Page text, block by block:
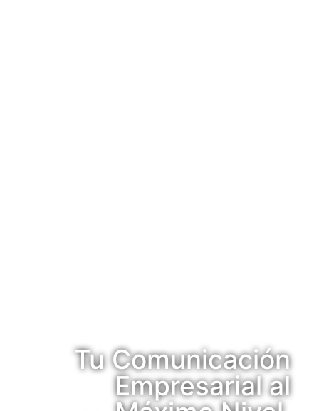
Tu Comunicación
Empresarial al